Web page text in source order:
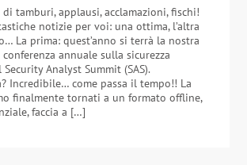
tamburi, applausi, acclamazioni, fischi!
notizie per voi: una ottima, l’altra
La prima: quest’anno si terrà la nostra
annuale sulla sicurezza
Analyst Summit (SAS).
Incredibile… come passa il tempo!! La
finalmente tornati a un formato offline,
faccia a […]